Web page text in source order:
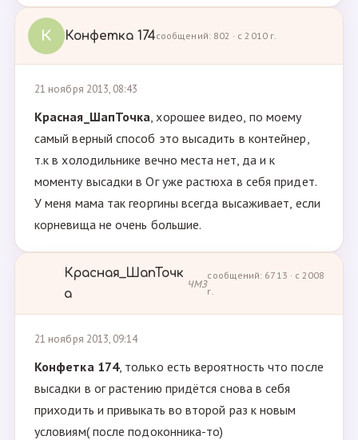
К Конфетка 174сообщений: 802 · с 2010 г.
21 ноября 2013, 08:43
Красная_ШапТочка, хорошее видео, по моему
самый верный способ это высадить в контейнер,
т.к в холодильнике вечно места нет, да и к
моменту высадки в Ог уже растюха в себя придет.
У меня мама так георгины всегда высаживает, если
корневища не очень большие.
Красная_ШапТочк
а
ЧМЗ
сообщений: 6713 · с 2008
г.
21 ноября 2013, 09:14
Конфетка 174, только есть вероятность что после
высадки в ог растению придётся снова в себя
приходить и привыкать во второй раз к новым
условиям( после подоконника-то)